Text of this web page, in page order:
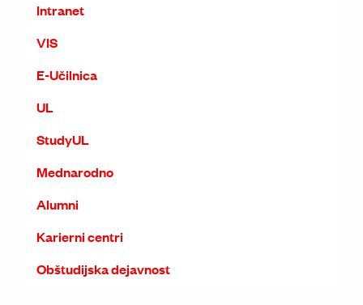
Intranet
VIS
E-Učilnica
UL
StudyUL
Mednarodno
Alumni
Karierni centri
Obštudijska dejavnost